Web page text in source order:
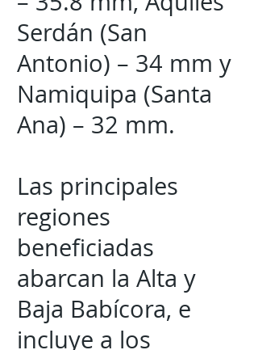
Serdán (San
Antonio) – 34 mm y
Namiquipa (Santa
Ana) – 32 mm.
Las principales
regiones
beneficiadas
abarcan la Alta y
Baja Babícora, e
incluye a los